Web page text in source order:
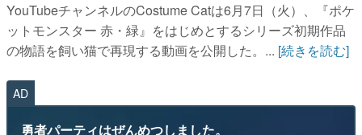
YouTubeチャンネルのCostume Catは6月7日（火）、『ポケ
ットモンスター 赤・緑』をはじめとするシリーズ初期作品
の物語を飼い猫で再現する動画を公開した。... [続きを読む]
AD
勇者パーティはぜんめつしました。